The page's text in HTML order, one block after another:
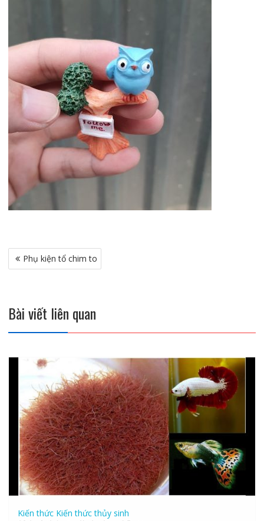
Điều
hướng
Phụ kiện tổ chim to
Bài viết liên quan
Kiến thức Kiến thức thủy sinh